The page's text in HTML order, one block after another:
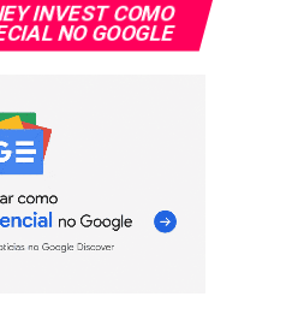
INVEST COMO
NO GOOGLE